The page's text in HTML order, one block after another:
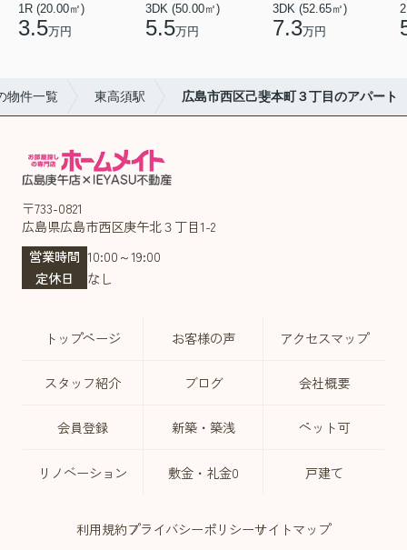
1R (20.00㎡)
3.5万円
3DK (50.00㎡)
5.5万円
3DK (52.65㎡)
7.3万円
物件一覧 東高須駅 広島市西区己斐本町３丁目のアパート
〒733-0821
広島県広島市西区庚午北３丁目1-2
営業時間 10:00～19:00
定休日
なし
トップページ お客様の声 アクセスマップ
スタッフ紹介 ブログ 会社概要
会員登録 新築・築浅 ペット可
リノベーション 敷金・礼金0 戸建て
利用規約プライバシーポリシーサイトマップ